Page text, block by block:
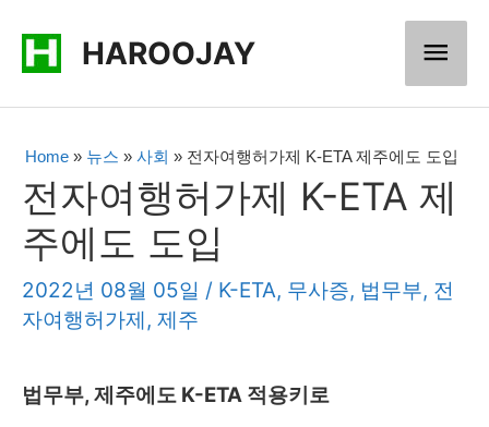
HAROOJAY
메
인
메
뉴
Home » 뉴스 » 사회 » 전자여행허가제 K-ETA 제주에도 도입
전자여행허가제 K-ETA 제
주에도 도입
2022년 08월 05일 / K-ETA, 무사증, 법무부, 전
자여행허가제, 제주
법무부, 제주에도 K-ETA 적용키로